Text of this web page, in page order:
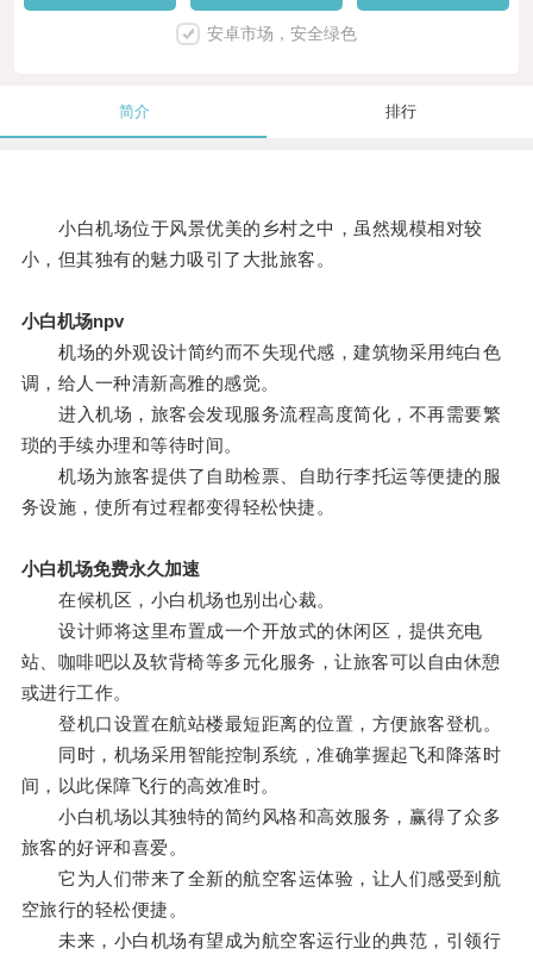
安卓市场，安全绿色
简介 排行
小白机场位于风景优美的乡村之中，虽然规模相对较
小，但其独有的魅力吸引了大批旅客。
小白机场npv
机场的外观设计简约而不失现代感，建筑物采用纯白色
调，给人一种清新高雅的感觉。
进入机场，旅客会发现服务流程高度简化，不再需要繁
琐的手续办理和等待时间。
机场为旅客提供了自助检票、自助行李托运等便捷的服
务设施，使所有过程都变得轻松快捷。
小白机场免费永久加速
在候机区，小白机场也别出心裁。
设计师将这里布置成一个开放式的休闲区，提供充电
站、咖啡吧以及软背椅等多元化服务，让旅客可以自由休憩
或进行工作。
登机口设置在航站楼最短距离的位置，方便旅客登机。
同时，机场采用智能控制系统，准确掌握起飞和降落时
间，以此保障飞行的高效准时。
小白机场以其独特的简约风格和高效服务，赢得了众多
旅客的好评和喜爱。
它为人们带来了全新的航空客运体验，让人们感受到航
空旅行的轻松便捷。
未来，小白机场有望成为航空客运行业的典范，引领行